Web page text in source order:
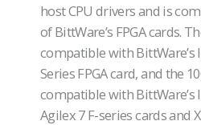
host CPU drivers and is
of BittWare’s FPGA cards.
compatible with BittWare’s
Series FPGA card, and the
compatible with BittWare’s
Agilex 7 F-series cards and